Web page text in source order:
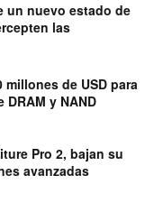
un nuevo estado de
las
millones de USD para
y NAND
Pro 2, bajan su
avanzadas